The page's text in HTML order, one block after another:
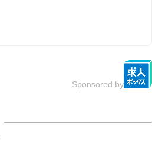
Sponsored by